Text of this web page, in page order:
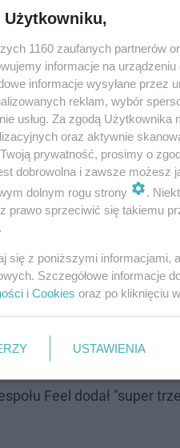
i mieć do siebie
którzy uwielbiają ją nie
polskich
influencerka Ola
Feel dodał "super
Użytkowniku,
1160 zaufanych partnerów
informacje na
informacje wysyłane przez
reklam, wybór
usług. Za zgodą
oraz aktywnie
prywatność, prosimy o
dobrowolna i zawsze
dolnym rogu strony
.
prawo sprzeciwić się takiemu
się z poniższymi informacjami,
Szczegółowe informacje
i Cookies oraz po kliknięciu
USTAWIENIA